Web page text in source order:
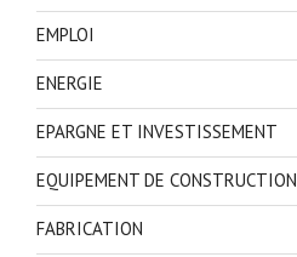
EMPLOI
ENERGIE
EPARGNE ET INVESTISSEMENT
EQUIPEMENT DE CONSTRUCTION
FABRICATION